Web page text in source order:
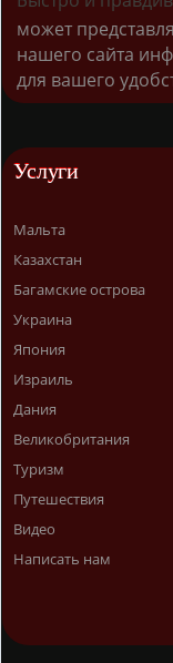
может
нашего сайта
для вашего
Услуги
Мальта
Казахстан
Багамские острова
Украина
Япония
Израиль
Дания
Великобритания
Туризм
Путешествия
Видео
Написать нам